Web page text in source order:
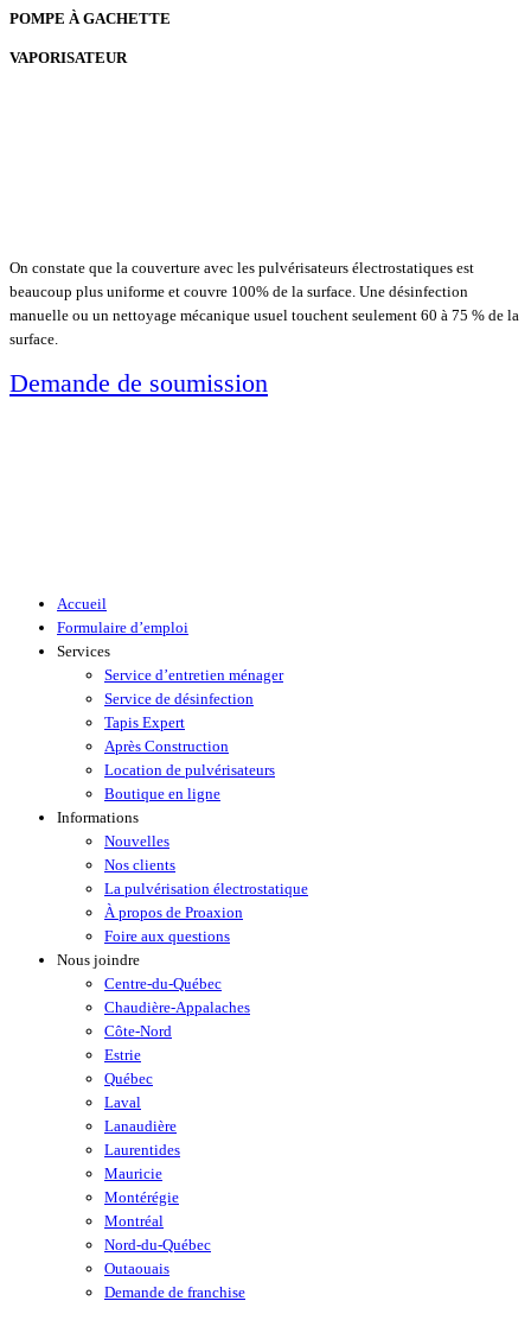
POMPE À GACHETTE
VAPORISATEUR
On constate que la couverture avec les pulvérisateurs électrostatiques est
beaucoup plus uniforme et couvre 100% de la surface. Une désinfection
manuelle ou un nettoyage mécanique usuel touchent seulement 60 à 75 % de la
surface.
Demande de soumission
Accueil
Formulaire d’emploi
Services
Service d’entretien ménager
Service de désinfection
Tapis Expert
Après Construction
Location de pulvérisateurs
Boutique en ligne
Informations
Nouvelles
Nos clients
La pulvérisation électrostatique
À propos de Proaxion
Foire aux questions
Nous joindre
Centre-du-Québec
Chaudière-Appalaches
Côte-Nord
Estrie
Québec
Laval
Lanaudière
Laurentides
Mauricie
Montérégie
Montréal
Nord-du-Québec
Outaouais
Demande de franchise